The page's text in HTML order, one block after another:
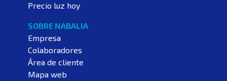
Precio luz hoy
SOBRE NABALIA
Empresa
Colaboradores
Área de cliente
Mapa web